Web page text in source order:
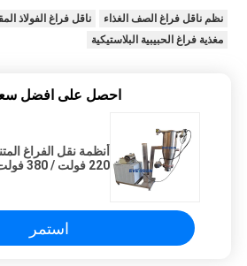
نظم ناقل فراغ الصف الغذاء
ناقل فراغ الفولاذ
مغذية فراغ الحبيبية البلاستيكية
احصل على افضل
220 فولت / 380 فولت أو حسب الطلب
استمر